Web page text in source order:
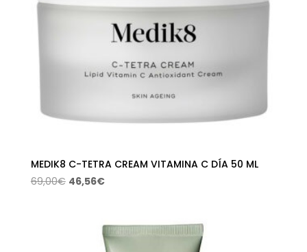
MEDIK8 C-TETRA CREAM VITAMINA C DÍA 50 ML
69,00€ El
69,00€.
46,56€El
es:
46,56€.